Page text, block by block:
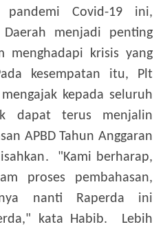
pandemi Covid-19 ini,
menjadi penting
menghadapi krisis yang
kesempatan itu, Plt
kepada seluruh
dapat terus menjalin
APBD Tahun Anggaran
"Kami berharap,
proses pembahasan,
nanti Raperda ini
kata Habib. Lebih